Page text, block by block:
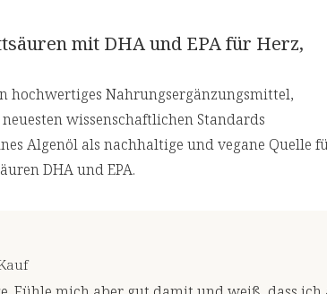
mit DHA und EPA für Herz,
hochwertiges Nahrungsergänzungsmittel,
wissenschaftlichen Standards
Algenöl als nachhaltige und vegane Quelle
DHA und EPA.